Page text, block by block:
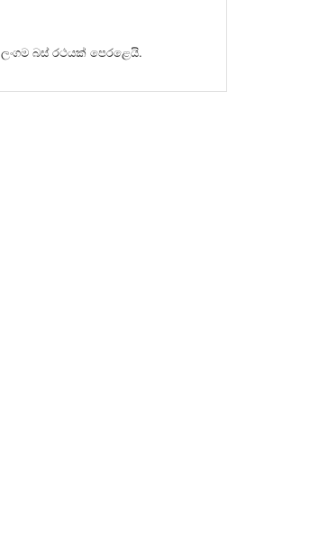
ලංගම බස් රථයක් පෙරළෙයි.